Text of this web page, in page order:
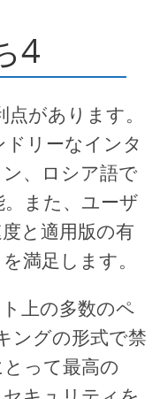
4
があります。
リーなインタ
、ロシア語で
また、ユーザ
と適用版の有
満足します。
上の多数のペ
ングの形式で禁
って最高の